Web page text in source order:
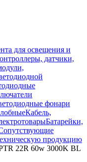
для освещения и
датчики,
фонари
Кабель,
Батарейки,
продукцию
22R 60w 3000K BL